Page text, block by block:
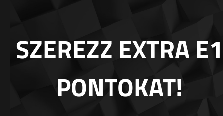
SZEREZZ EXTRA E1
PONTOKAT!